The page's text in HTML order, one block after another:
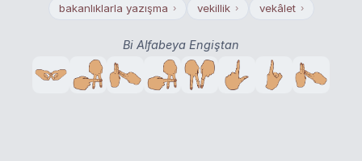
bakanlıklarla yazışma › vekillik › vekâlet ›
Bi Alfabeya Engiştan